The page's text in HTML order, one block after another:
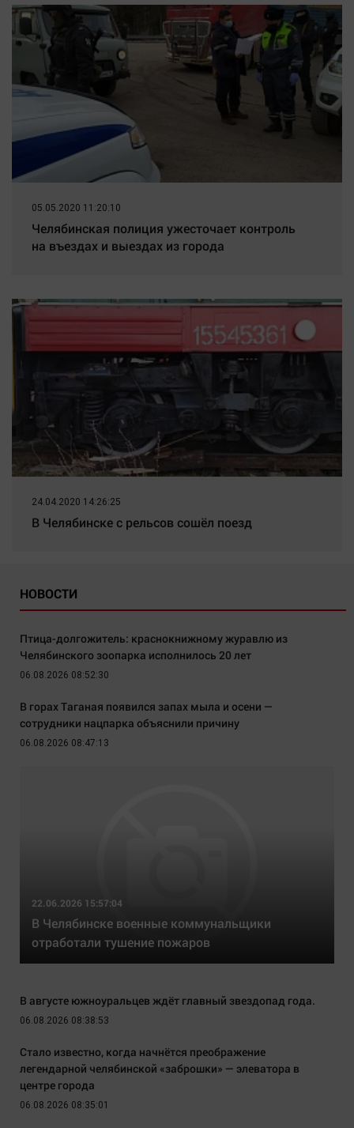
05.05.2020 11:20:10
Челябинская полиция ужесточает контроль
на въездах и выездах из города
24.04.2020 14:26:25
В Челябинске с рельсов сошёл поезд
НОВОСТИ
Птица-долгожитель: краснокнижному журавлю из
Челябинского зоопарка исполнилось 20 лет
06.08.2026 08:52:30
В горах Таганая появился запах мыла и осени —
сотрудники нацпарка объяснили причину
06.08.2026 08:47:13
22.06.2026 15:57:04
В Челябинске военные коммунальщики
отработали тушение пожаров
В августе южноуральцев ждёт главный звездопад года.
06.08.2026 08:38:53
Стало известно, когда начнётся преображение
легендарной челябинской «заброшки» — элеватора в
центре города
06.08.2026 08:35:01